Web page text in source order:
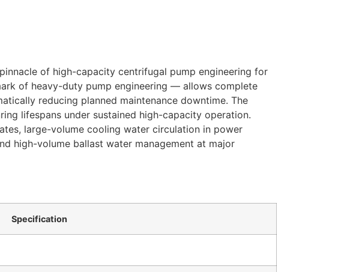
of high-capacity centrifugal pump engineering for
of heavy-duty pump engineering — allows complete
reducing planned maintenance downtime. The
lifespans under sustained high-capacity operation.
large-volume cooling water circulation in power
high-volume ballast water management at major
Specification